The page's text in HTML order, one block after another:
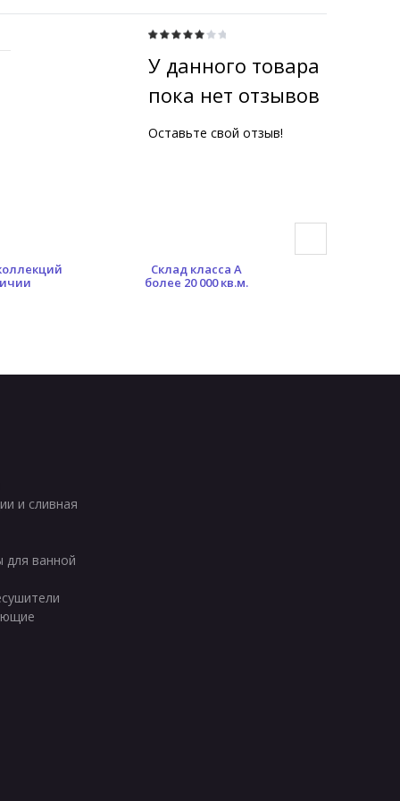
У данного товара
пока нет отзывов
Оставьте свой отзыв!
Склад класса А
более 20 000 кв.м.
и сливная
для ванной